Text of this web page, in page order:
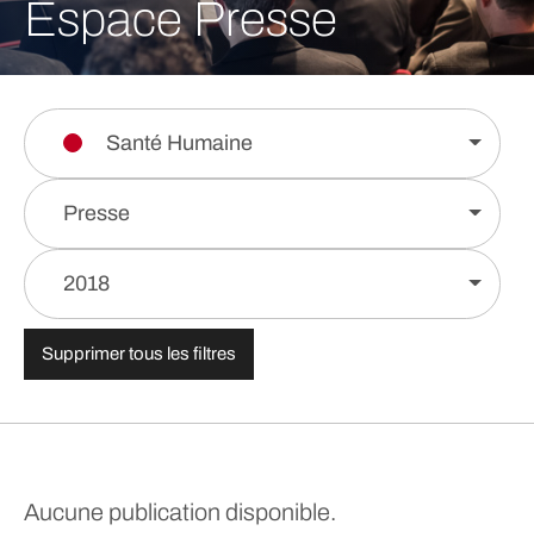
Espace Presse
Santé Humaine
Presse
2018
Supprimer tous les filtres
Aucune publication disponible.